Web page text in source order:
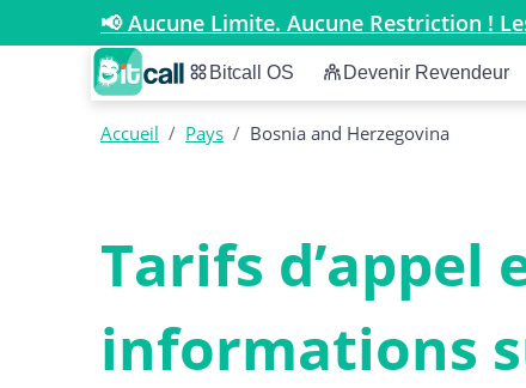
📢 Aucune Limite. Aucune Restriction !
Bitcall OS Devenir Revendeur
Accueil / Pays / Bosnia and Herzegovina
Tarifs d’appel
informations